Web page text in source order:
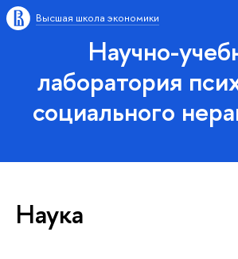
Высшая школа экономики
Научно-
лаборатория
социального
Наука